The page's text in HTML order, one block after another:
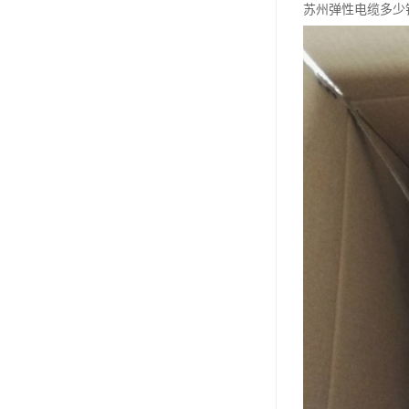
苏州弹性电缆多少